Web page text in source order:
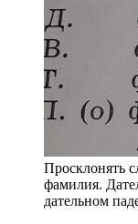
Просклонять
фамилия.
дательном